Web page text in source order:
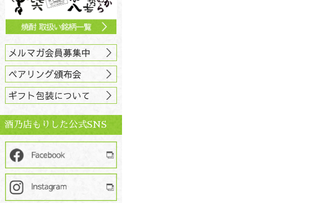
メルマガ会員募集中
ペアリング頒布会
ギフト包装について
酒乃店もりした公式SNS